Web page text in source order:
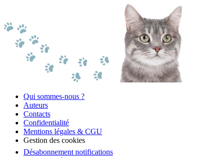
Qui sommes-nous ?
Auteurs
Contacts
Confidentialité
Mentions légales & CGU
Gestion des cookies
Désabonnement notifications